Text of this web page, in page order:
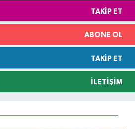
TAKIP ET
ABONE OL
TAKIP ET
İLETIŞIM